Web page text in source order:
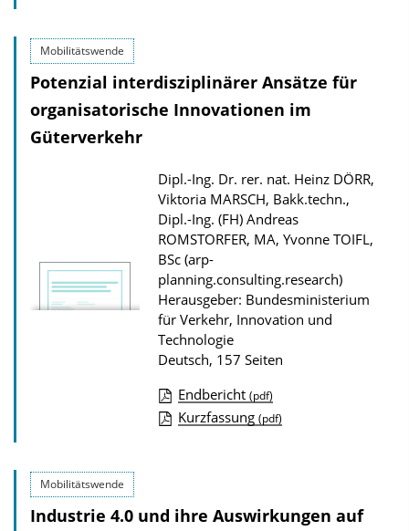
a
d
u
r
P
u
b
l
i
k
a
t
Mobilitätswende
Potenzial interdisziplinärer Ansätze für
organisatorische Innovationen im
Güterverkehr
Dipl.-Ing. Dr. rer. nat. Heinz DÖRR,
Viktoria MARSCH, Bakk.techn.,
Dipl.-Ing. (FH) Andreas
ROMSTORFER, MA, Yvonne TOIFL,
BSc (arp-
planning.consulting.research)
Herausgeber: Bundesministerium
für Verkehr, Innovation und
Technologie
Deutsch, 157 Seiten
D
l
Endbericht (pdf)
Kurzfassung (pdf)
Mobilitätswende
Industrie 4.0 und ihre Auswirkungen auf